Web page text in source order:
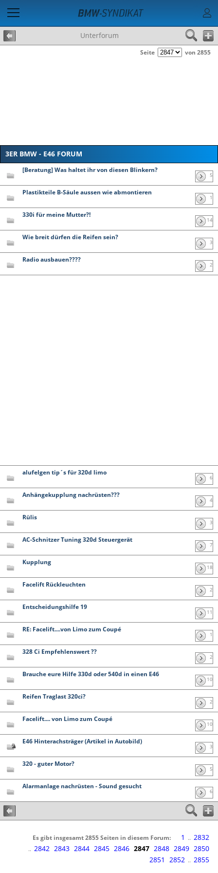
Unterforum
Seite von 2855
3ER BMW - E46 FORUM
[Beratung] Was haltet ihr von diesen Blinkern?
5
Plastikteile B-Säule aussen wie abmontieren
1
330i für meine Mutter?!
14
Wie breit dürfen die Reifen sein?
3
Radio ausbauen????
2
alufelgen tip´s für 320d limo
6
Anhängekupplung nachrüsten???
4
Rülis
3
AC-Schnitzer Tuning 320d Steuergerät
7
Kupplung
18
Facelift Rückleuchten
2
Entscheidungshilfe 19
11
RE: Facelift....von Limo zum Coupé
1
328 Ci Empfehlenswert ??
2
Brauche eure Hilfe 330d oder 540d in einen E46
10
Reifen Traglast 320ci?
2
Facelift.... von Limo zum Coupé
10
E46 Hinterachsträger (Artikel in Autobild)
3
320 - guter Motor?
5
Alarmanlage nachrüsten - Sound gesucht
6
Es gibt insgesamt 2855 Seiten in diesem Forum: 1 .. 2832
.. 2842 2843 2844 2845 2846 2847 2848 2849 2850
2851
2852 .. 2855